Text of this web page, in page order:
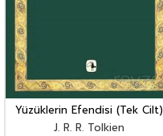
Yüzüklerin Efendisi (Tek Cilt)
J. R. R. Tolkien